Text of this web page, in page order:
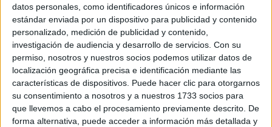
datos personales, como identificadores únicos e información
estándar enviada por un dispositivo para publicidad y contenido
personalizado, medición de publicidad y contenido,
investigación de audiencia y desarrollo de servicios. Con su
permiso, nosotros y nuestros socios podemos utilizar datos de
localización geográfica precisa e identificación mediante las
características de dispositivos. Puede hacer clic para otorgarnos
su consentimiento a nosotros y a nuestros 1733 socios para
que llevemos a cabo el procesamiento previamente descrito. De
forma alternativa, puede acceder a información más detallada y
RelatedPosts
Sociedad caballa: el bautizo de Fidela en
Los Remedios
HACE 10 MINUTOS
“Toca resistir”: Vivas reclama al Estado
una respuesta inmediata para recuperar
la normalidad en Ceuta